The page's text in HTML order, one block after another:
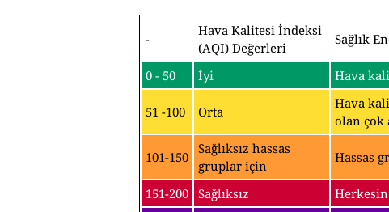
-
Hava Kalitesi İndeksi
(AQI) Değerleri
Sağlık
0 - 50 İyi Hava
51 -100 Orta
Hava
olan çok
101-150
Sağlıksız hassas
gruplar için
Hassas
151-200 Sağlıksız